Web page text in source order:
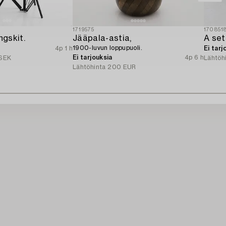
4p 1 h
1719575
Jääpala-astia,
1900-luvun loppupuoli.
Ei tarjouksia
4p 6 h
Lähtöhinta 200 EUR
Ei